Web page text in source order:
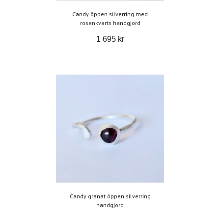
Candy öppen silverring med
rosenkvarts handgjord
1 695 kr
Candy granat öppen silverring
handgjord